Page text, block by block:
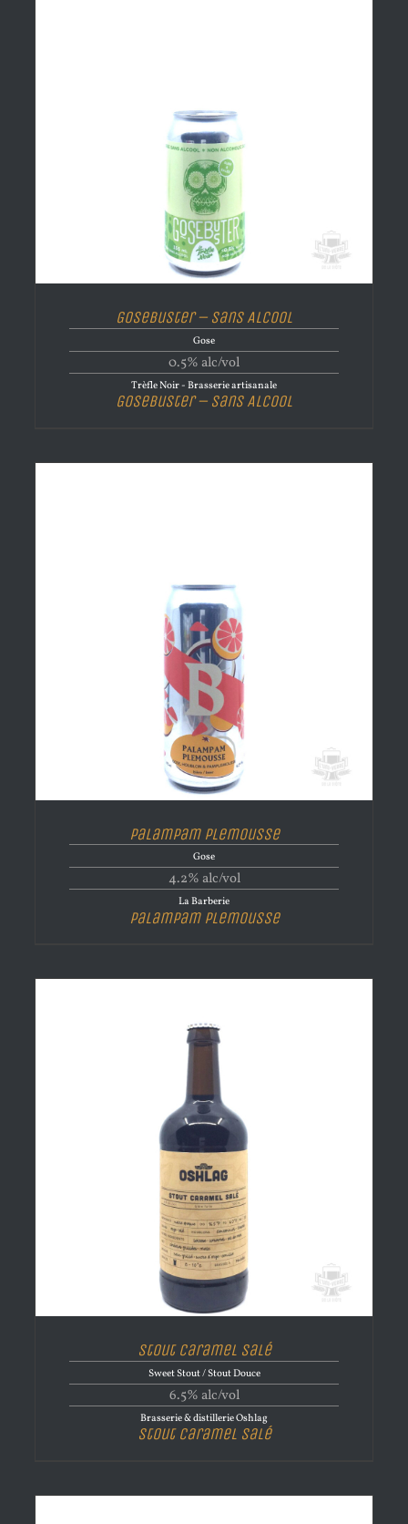
Gosebuster – Sans Alcool
Gose
0.5% alc/vol
Trèfle Noir - Brasserie artisanale
Gosebuster – Sans Alcool
Palampam Plemousse
Gose
4.2% alc/vol
La Barberie
Palampam Plemousse
Stout Caramel Salé
Sweet Stout / Stout Douce
6.5% alc/vol
Brasserie & distillerie Oshlag
Stout Caramel Salé